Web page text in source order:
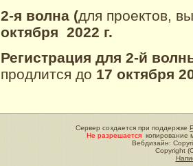
2-я волна (для проектов,
октября 2022 г.
Регистрация для 2-й
продлится до 17 октября
Сервер создается при поддержке
Не разрешается копирование
Вебдизайн:
Copyright